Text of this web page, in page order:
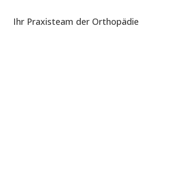
Ihr Praxisteam der Orthopädie